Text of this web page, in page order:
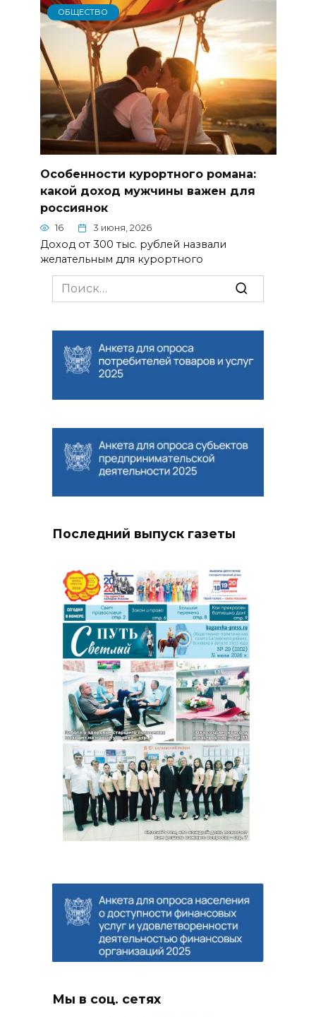
ОБЩЕСТВО
Особенности курортного романа:
какой доход мужчины важен для
россиянок
16 3 июня, 2026
Доход от 300 тыс. рублей назвали
желательным для курортного
Search
for:
Последний выпуск газеты
Мы в соц. сетях